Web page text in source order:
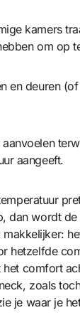
kamers
om op
en deuren
aangeeft.
dan wordt de
makkelijker:
hetzelfde
comfort
zoals
je waar je